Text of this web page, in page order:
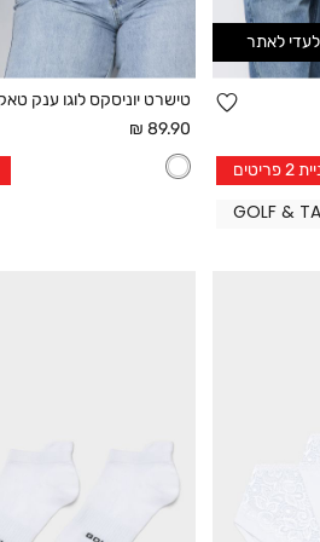
לאתר
S
הוספה
למועדפים
GOLF &
קנייה
טישרט יוניסקס לוגו ענק
מחיר
אחרי
הנחה
89.90 ₪